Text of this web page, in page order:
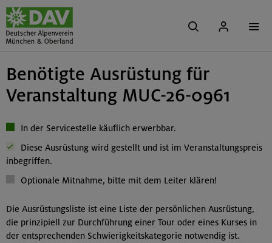
Benötigte Ausrüstung für
Veranstaltung MUC-26-0961
In der Servicestelle käuflich erwerbbar.
Diese Ausrüstung wird gestellt und ist im Veranstaltungspreis
inbegriffen.
Optionale Mitnahme, bitte mit dem Leiter klären!
Die Ausrüstungsliste ist eine Liste der persönlichen Ausrüstung,
die prinzipiell zur Durchführung einer Tour oder eines Kurses in
der entsprechenden Schwierigkeitskategorie notwendig ist.